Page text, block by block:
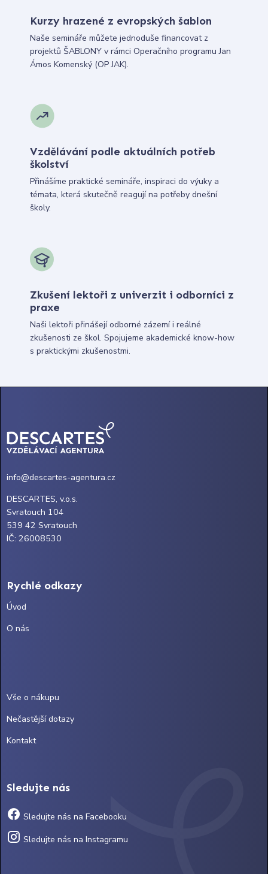
Kurzy hrazené z evropských šablon
Naše semináře můžete jednoduše financovat z
projektů ŠABLONY v rámci Operačního programu Jan
Ámos Komenský (OP JAK).
Vzdělávání podle aktuálních potřeb
školství
Přinášíme praktické semináře, inspiraci do výuky a
témata, která skutečně reagují na potřeby dnešní
školy.
Zkušení lektoři z univerzit i odborníci z
praxe
Naši lektoři přinášejí odborné zázemí i reálné
zkušenosti ze škol. Spojujeme akademické know-how
s praktickými zkušenostmi.
info@descartes-agentura.cz
DESCARTES, v.o.s.
Svratouch 104
539 42 Svratouch
IČ: 26008530
Rychlé odkazy
Úvod
O nás
Vše o nákupu
Nečastější dotazy
Kontakt
Sledujte nás
Sledujte nás na Facebooku
Sledujte nás na Instagramu